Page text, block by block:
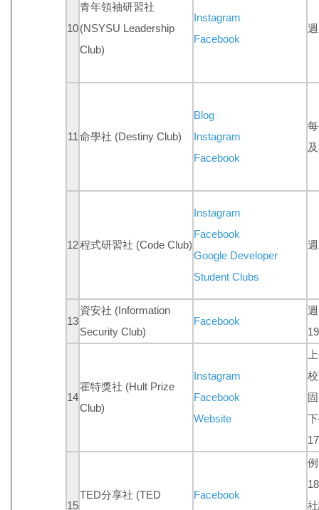
10
青年領袖研習社
(NSYSU Leadership
Club)
Instagram
Facebook
11 命學社 (Destiny Club)
Blog
Instagram
Facebook
12程式研習社 (Code Club)
Instagram
Facebook
Google Developer
Student Clubs
13
資安社 (Information
Security Club)
Facebook
14
霍特獎社 (Hult Prize
Club)
Instagram
Facebook
Website
15
TED分享社 (TED Facebook